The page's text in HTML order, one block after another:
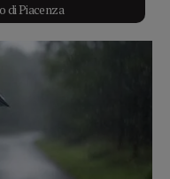
di Piacenza